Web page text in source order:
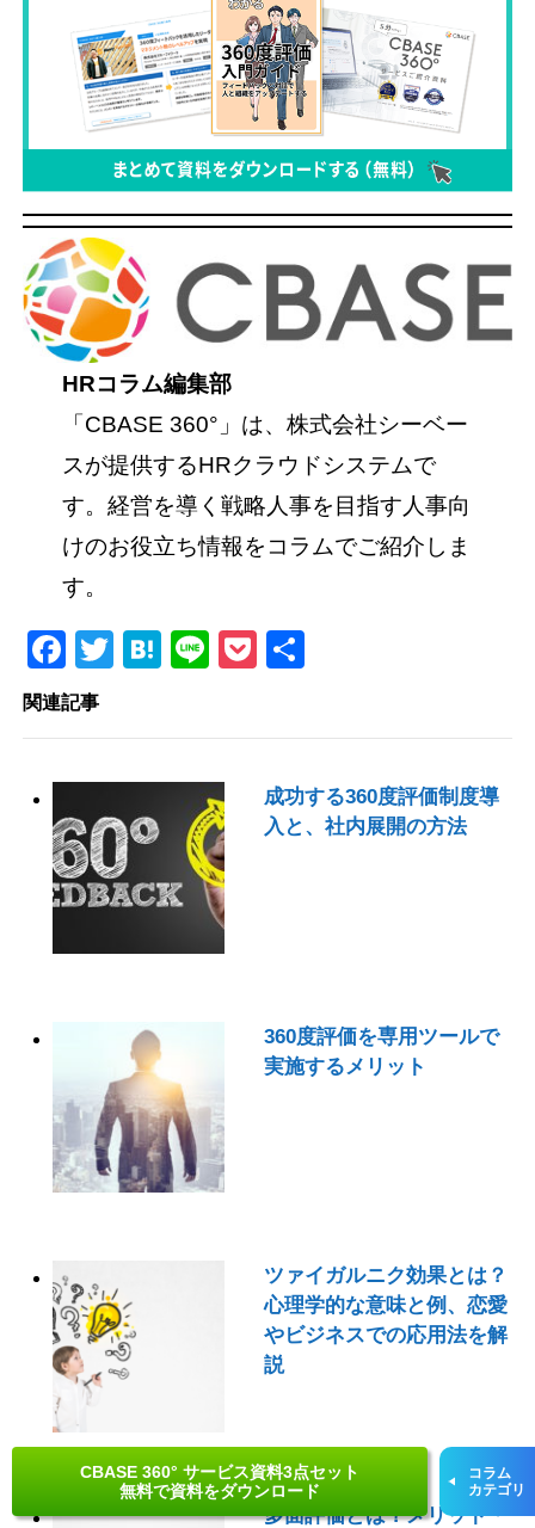
CBASE 360° サービス資料3点セット
無料で資料をダウンロード
コラム
カテゴリ
HRコラム編集部
「CBASE 360°」は、株式会社シーベー
スが提供するHRクラウドシステムで
す。経営を導く戦略人事を目指す人事向
けのお役立ち情報をコラムでご紹介しま
す。
Facebook
Twitter
Hatena
LinePocket
関連記事
成功する360度評価制度導
入と、社内展開の方法
360度評価を専用ツールで
実施するメリット
ツァイガルニク効果とは？
心理学的な意味と例、恋愛
やビジネスでの応用法を解
説
多面評価とは？メリット・